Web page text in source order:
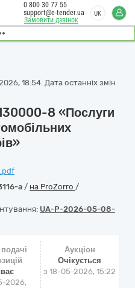
Замовити дзвінок
0 800 30 77 55
support@e-tender.ua
UK
18:54. Дата останніх змін
8 «Послуги
a / на ProZorro /
UA-P-2026-05-08-
2026,
Аукціон
Очікується
з18-05-2026, 15:22